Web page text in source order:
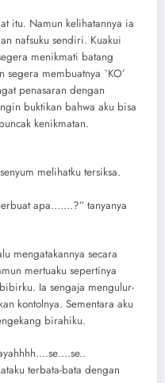
itu. Namun kelihatannya ia
nafsuku sendiri. Kuakui
menikmati batang
segera membuatnya `KO’
penasaran dengan
buktikan bahwa aku bisa
kenikmatan.
melihatku tersiksa.
apa…….?” tanyanya
mengatakannya secara
mertuaku sepertinya
Ia sengaja mengulur-
kontolnya. Sementara aku
birahiku.
terbata-bata dengan